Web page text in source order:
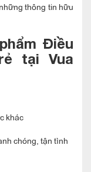
thông tin hữu
Điều
tại Vua
khác
chóng, tận tình